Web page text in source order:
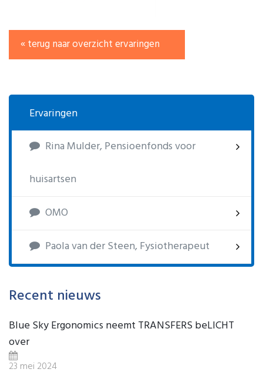
« terug naar overzicht ervaringen
Ervaringen
Rina Mulder, Pensioenfonds voor
huisartsen
OMO
Paola van der Steen, Fysiotherapeut
Recent nieuws
Blue Sky Ergonomics neemt TRANSFERS beLICHT
over
23 mei 2024